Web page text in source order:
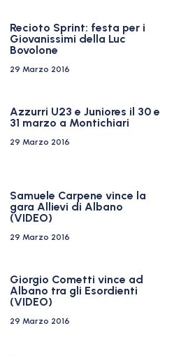
Recioto Sprint: festa per i
Giovanissimi della Luc
Bovolone
29 Marzo 2016
Azzurri U23 e Juniores il 30 e
31 marzo a Montichiari
29 Marzo 2016
Samuele Carpene vince la
gara Allievi di Albano
(VIDEO)
29 Marzo 2016
Giorgio Cometti vince ad
Albano tra gli Esordienti
(VIDEO)
29 Marzo 2016